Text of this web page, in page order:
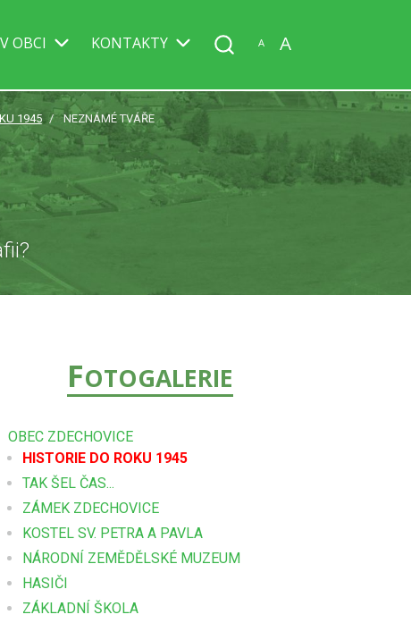
OBCI KONTAKTY A A
1945 NEZNÁMÉ TVÁŘE
FOTOGALERIE
OBEC ZDECHOVICE
HISTORIE DO ROKU 1945
TAK ŠEL ČAS...
ZÁMEK ZDECHOVICE
KOSTEL SV. PETRA A PAVLA
NÁRODNÍ ZEMĚDĚLSKÉ MUZEUM
HASIČI
ZÁKLADNÍ ŠKOLA